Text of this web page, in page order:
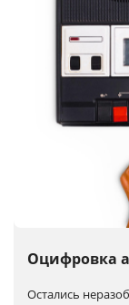
Оцифровка
Остались